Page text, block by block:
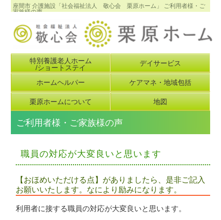
座間市 介護施設「社会福祉法人 敬心会 栗原ホーム」 ご利用者様・ご
家族様の声
特別養護老人ホーム
/ショートステイ
デイサービス
ホームヘルパー ケアマネ・地域包括
栗原ホームについて 地図
ご利用者様・ご家族様の声
職員の対応が大変良いと思います
【おほめいただける点】がありましたら、是非ご記入
お願いいたします。なにより励みになります。
利用者に接する職員の対応が大変良いと思います。